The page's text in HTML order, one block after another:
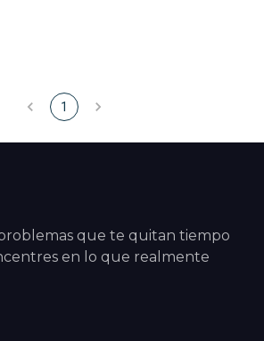
1
que te quitan tiempo
en lo que realmente